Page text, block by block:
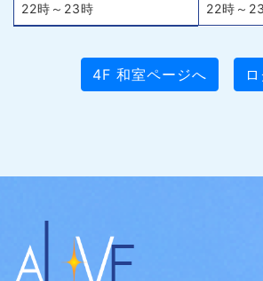
22時～23時 22時～
4F 和室ページへ